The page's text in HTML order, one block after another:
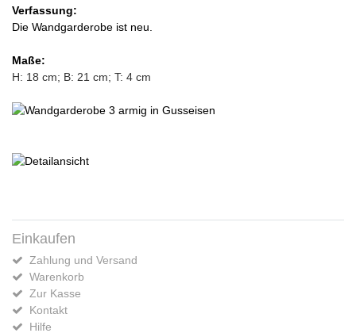
Verfassung:
Die Wandgarderobe ist neu.
Maße:
H: 18 cm; B: 21 cm; T: 4 cm
Einkaufen
Zahlung und Versand
Warenkorb
Zur Kasse
Kontakt
Hilfe